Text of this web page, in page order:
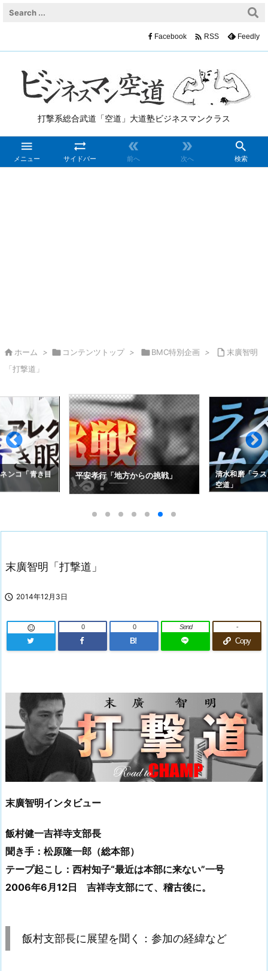
打撃系総合武道「空道」大道塾ビジネスマンクラス

メニュー

サイドバー

前へ

次へ

検索
Facebook  RSS Feedly
 ホーム >  コンテンツトップ > BMC特別企画 >  末廣智明
「打撃道」
ンコ「青き目 平安孝行「地方からの挑戦」
清水和磨「ラ
空道」
末廣智明「打撃道」
 2014年12月3日
 0
B!
0 Send
Copy
-
末廣智明インタビュー
飯村健一吉祥寺支部長
聞き手：松原隆一郎（総本部）
テープ起こし：西村知子“最近は本部に来ない”一号
2006年6月12日 吉祥寺支部にて、稽古後に。
飯村支部長に展望を聞く：参加の経緯など